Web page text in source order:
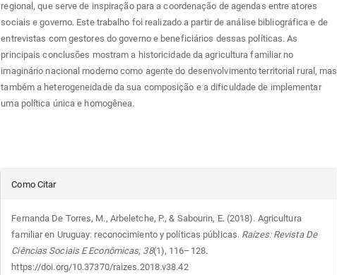
regional, que serve de inspiração para a coordenação de agendas entre atores
sociais e governo. Este trabalho foi realizado a partir de análise bibliográfica e de
entrevistas com gestores do governo e beneficiários dessas políticas. As
principais conclusões mostram a historicidade da agricultura familiar no
imaginário nacional moderno como agente do desenvolvimento territorial rural, mas
também a heterogeneidade da sua composição e a dificuldade de implementar
uma política única e homogênea.
Detalhes
do
artigo
Como Citar
Fernanda De Torres, M., Arbeletche, P., & Sabourin, E. (2018). Agricultura
familiar en Uruguay: reconocimiento y políticas públicas. Raízes: Revista De
Ciências Sociais E Econômicas, 38(1), 116–128.
https://doi.org/10.37370/raizes.2018.v38.42